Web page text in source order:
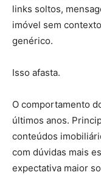
links soltos,
imóvel sem
genérico.
Isso afasta.
O comportamento
últimos anos.
conteúdos
com dúvidas mais
expectativa maior